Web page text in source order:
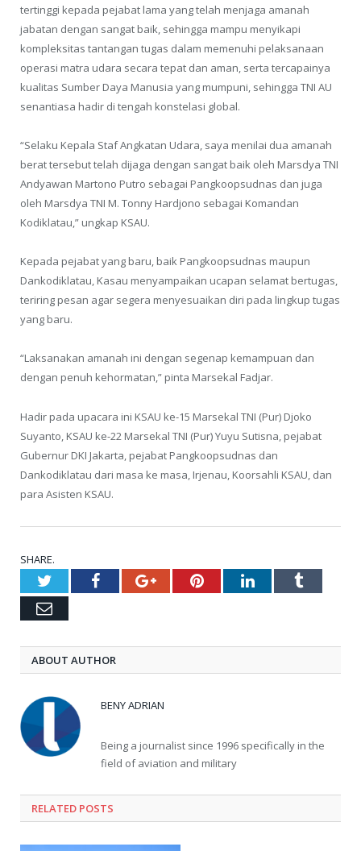
tertinggi kepada pejabat lama yang telah menjaga amanah
jabatan dengan sangat baik, sehingga mampu menyikapi
kompleksitas tantangan tugas dalam memenuhi pelaksanaan
operasi matra udara secara tepat dan aman, serta tercapainya
kualitas Sumber Daya Manusia yang mumpuni, sehingga TNI AU
senantiasa hadir di tengah konstelasi global.
“Selaku Kepala Staf Angkatan Udara, saya menilai dua amanah
berat tersebut telah dijaga dengan sangat baik oleh Marsdya TNI
Andyawan Martono Putro sebagai Pangkoopsudnas dan juga
oleh Marsdya TNI M. Tonny Hardjono sebagai Komandan
Kodiklatau,” ungkap KSAU.
Kepada pejabat yang baru, baik Pangkoopsudnas maupun
Dankodiklatau, Kasau menyampaikan ucapan selamat bertugas,
teriring pesan agar segera menyesuaikan diri pada lingkup tugas
yang baru.
“Laksanakan amanah ini dengan segenap kemampuan dan
dengan penuh kehormatan,” pinta Marsekal Fadjar.
Hadir pada upacara ini KSAU ke-15 Marsekal TNI (Pur) Djoko
Suyanto, KSAU ke-22 Marsekal TNI (Pur) Yuyu Sutisna, pejabat
Gubernur DKI Jakarta, pejabat Pangkoopsudnas dan
Dankodiklatau dari masa ke masa, Irjenau, Koorsahli KSAU, dan
para Asisten KSAU.
SHARE.
TwitterFacebookGoogle+PinterestLinkedInTumblr
Email
ABOUT AUTHOR
BENY ADRIAN
Being a journalist since 1996 specifically in the
field of aviation and military
RELATED POSTS